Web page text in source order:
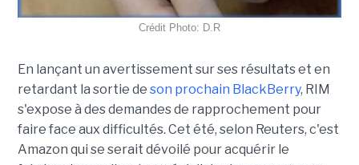
Crédit Photo: D.R
En lançant un avertissement sur ses résultats et en
retardant la sortie de son prochain BlackBerry, RIM
s'expose à des demandes de rapprochement pour
faire face aux difficultés. Cet été, selon Reuters, c'est
Amazon qui se serait dévoilé pour acquérir le